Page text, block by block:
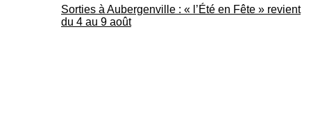
Sorties à Aubergenville : « l’Été en Fête » revient
du 4 au 9 août